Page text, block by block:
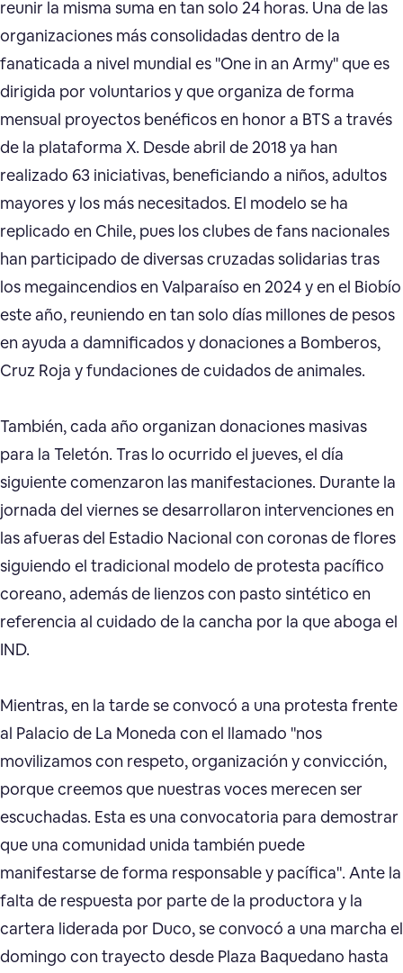
reunir la misma suma en tan solo 24 horas. Una de las
organizaciones más consolidadas dentro de la
fanaticada a nivel mundial es "One in an Army" que es
dirigida por voluntarios y que organiza de forma
mensual proyectos benéficos en honor a BTS a través
de la plataforma X. Desde abril de 2018 ya han
realizado 63 iniciativas, beneficiando a niños, adultos
mayores y los más necesitados. El modelo se ha
replicado en Chile, pues los clubes de fans nacionales
han participado de diversas cruzadas solidarias tras
los megaincendios en Valparaíso en 2024 y en el Biobío
este año, reuniendo en tan solo días millones de pesos
en ayuda a damnificados y donaciones a Bomberos,
Cruz Roja y fundaciones de cuidados de animales.
También, cada año organizan donaciones masivas
para la Teletón. Tras lo ocurrido el jueves, el día
siguiente comenzaron las manifestaciones. Durante la
jornada del viernes se desarrollaron intervenciones en
las afueras del Estadio Nacional con coronas de flores
siguiendo el tradicional modelo de protesta pacífico
coreano, además de lienzos con pasto sintético en
referencia al cuidado de la cancha por la que aboga el
IND.
Mientras, en la tarde se convocó a una protesta frente
al Palacio de La Moneda con el llamado "nos
movilizamos con respeto, organización y convicción,
porque creemos que nuestras voces merecen ser
escuchadas. Esta es una convocatoria para demostrar
que una comunidad unida también puede
manifestarse de forma responsable y pacífica". Ante la
falta de respuesta por parte de la productora y la
cartera liderada por Duco, se convocó a una marcha el
domingo con trayecto desde Plaza Baquedano hasta